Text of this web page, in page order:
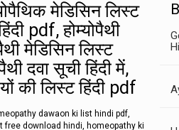
मेडिसिन लिस्ट
pdf, होम्योपैथी
मेडिसिन लिस्ट
दवा सूची हिंदी में,
की लिस्ट हिंदी pdf
dawaon ki list hindi pdf,
download hindi, homeopathy ki